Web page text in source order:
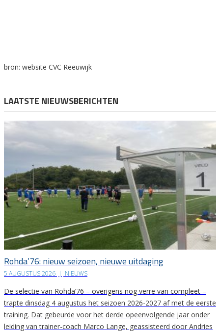
bron: website CVC Reeuwijk
LAATSTE NIEUWSBERICHTEN
Rohda’76: nieuw seizoen, nieuwe uitdaging
5 AUGUSTUS 2026 | NIEUWS
De selectie van Rohda’76 – overigens nog verre van compleet –
trapte dinsdag 4 augustus het seizoen 2026-2027 af met de eerste
training. Dat gebeurde voor het derde opeenvolgende jaar onder
leiding van trainer-coach Marco Lange, geassisteerd door Andries